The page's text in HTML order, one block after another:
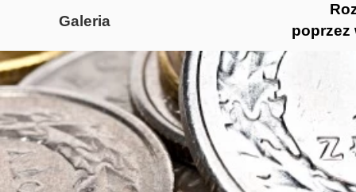
poprzez
Galeria
Lata 70-te, lata 80-te
Altany lata 70-te, 80-te
Dzień Działkowca 2005
Dzień Działkowca 2006